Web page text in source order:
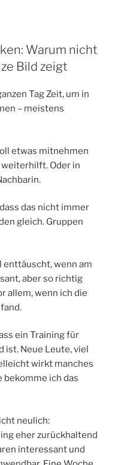
Warum nicht
Bild zeigt
Tag Zeit, um in
– meistens
etwas mitnehmen
weiterhilft. Oder in
das nicht immer
gleich. Gruppen
enttäuscht, wenn am
aber so richtig
allem, wenn ich die
ein Training für
ist. Neue Leute, viel
wirkt manches
bekomme ich das
neulich:
eher zurückhaltend
interessant und